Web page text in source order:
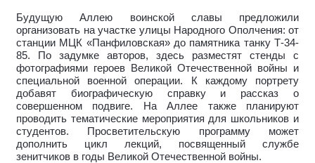
Будущую Аллею воинской славы предложили
организовать на участке улицы Народного Ополчения: от
станции МЦК «Панфиловская» до памятника танку Т-34-
85. По задумке авторов, здесь разместят стенды с
фотографиями героев Великой Отечественной войны и
специальной военной операции. К каждому портрету
добавят биографическую справку и рассказ о
совершенном подвиге. На Аллее также планируют
проводить тематические мероприятия для школьников и
студентов. Просветительскую программу может
дополнить цикл лекций, посвященный службе
зенитчиков в годы Великой Отечественной войны.